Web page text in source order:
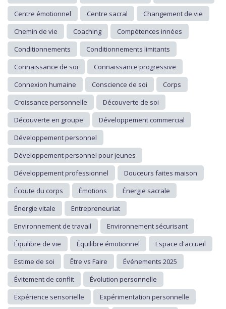
Centre émotionnel
Centre sacral
Changement de vie
Chemin de vie
Coaching
Compétences innées
Conditionnements
Conditionnements limitants
Connaissance de soi
Connaissance progressive
Connexion humaine
Conscience de soi
Corps
Croissance personnelle
Découverte de soi
Découverte en groupe
Développement commercial
Développement personnel
Développement personnel pour jeunes
Développement professionnel
Douceurs faites maison
Écoute du corps
Émotions
Énergie sacrale
Énergie vitale
Entrepreneuriat
Environnement de travail
Environnement sécurisant
Équilibre de vie
Équilibre émotionnel
Espace d'accueil
Estime de soi
Être vs Faire
Événements 2025
Évitement de conflit
Évolution personnelle
Expérience sensorielle
Expérimentation personnelle